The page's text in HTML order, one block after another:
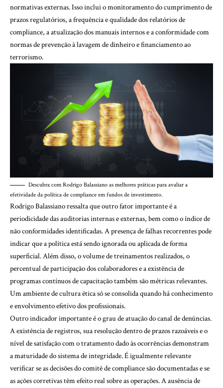
normativas externas. Isso inclui o monitoramento do cumprimento de
prazos regulatórios, a frequência e qualidade dos relatórios de
compliance, a atualização dos manuais internos e a conformidade com
normas de prevenção à lavagem de dinheiro e financiamento ao
terrorismo.
Descubra com Rodrigo Balassiano as melhores práticas para avaliar a
efetividade da política de compliance em fundos de investimento.
Rodrigo Balassiano ressalta que outro fator importante é a
periodicidade das auditorias internas e externas, bem como o índice de
não conformidades identificadas. A presença de falhas recorrentes pode
indicar que a política está sendo ignorada ou aplicada de forma
superficial. Além disso, o volume de treinamentos realizados, o
percentual de participação dos colaboradores e a existência de
programas contínuos de capacitação também são métricas relevantes.
Um ambiente de cultura ética só se consolida quando há conhecimento
e envolvimento efetivo dos profissionais.
Outro indicador importante é o grau de atuação do canal de denúncias.
A existência de registros, sua resolução dentro de prazos razoáveis e o
nível de satisfação com o tratamento dado às ocorrências demonstram
a maturidade do sistema de integridade. É igualmente relevante
verificar se as decisões do comitê de compliance são documentadas e se
as ações corretivas têm efeito real sobre as operações. A ausência de